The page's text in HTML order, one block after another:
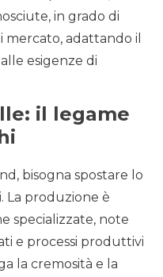
in grado di
adattando il
esigenze di
il legame
bisogna spostare lo
La produzione è
specializzate, note
e processi produttivi
la cremosità e la